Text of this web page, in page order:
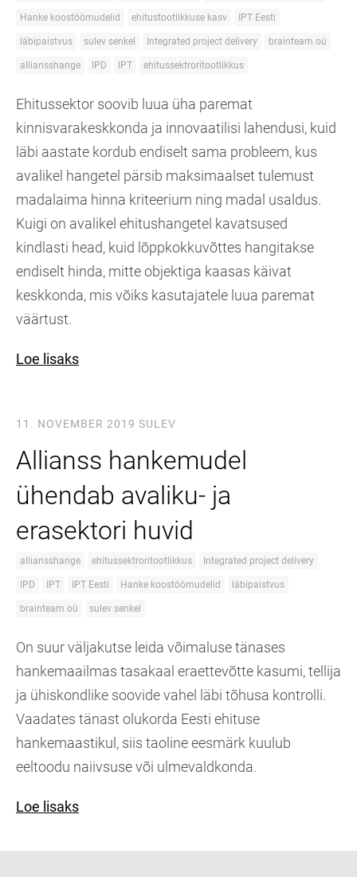
Hanke koostöömudelid ehitustootlikkuse kasv IPT Eesti
läbipaistvus sulev senkel Integrated project delivery brainteam oü
alliansshange IPD IPT ehitussektroritootlikkus
Ehitussektor soovib luua üha paremat
kinnisvarakeskkonda ja innovaatilisi lahendusi, kuid
läbi aastate kordub endiselt sama probleem, kus
avalikel hangetel pärsib maksimaalset tulemust
madalaima hinna kriteerium ning madal usaldus.
Kuigi on avalikel ehitushangetel kavatsused
kindlasti head, kuid lõppkokkuvõttes hangitakse
endiselt hinda, mitte objektiga kaasas käivat
keskkonda, mis võiks kasutajatele luua paremat
väärtust.
Loe lisaks
11. NOVEMBER 2019 SULEV
Allianss hankemudel
ühendab avaliku- ja
erasektori huvid
alliansshange ehitussektroritootlikkus Integrated project delivery
IPD IPT IPT Eesti Hanke koostöömudelid läbipaistvus
brainteam oü sulev senkel
On suur väljakutse leida võimaluse tänases
hankemaailmas tasakaal eraettevõtte kasumi, tellija
ja ühiskondlike soovide vahel läbi tõhusa kontrolli.
Vaadates tänast olukorda Eesti ehituse
hankemaastikul, siis taoline eesmärk kuulub
eeltoodu naiivsuse või ulmevaldkonda.
Loe lisaks